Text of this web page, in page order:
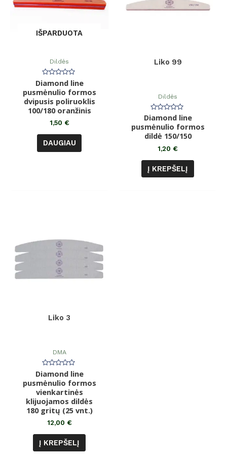
IŠPARDUOTA
Dildės
Įvertinimas:
0
iš
5
Diamond line
pusmėnulio formos
dvipusis poliruoklis
100/180 oranžinis
1,50 €
DAUGIAU
Liko 99
Dildės
Įvertinimas:
0
iš
5
Diamond line
pusmėnulio formos
dildė 150/150
1,20 €
Į KREPŠELĮ
Liko 3
DMA
Įvertinimas:
0
iš
5
Diamond line
pusmėnulio formos
vienkartinės
klijuojamos dildės
180 gritų (25 vnt.)
12,00 €
Į KREPŠELĮ